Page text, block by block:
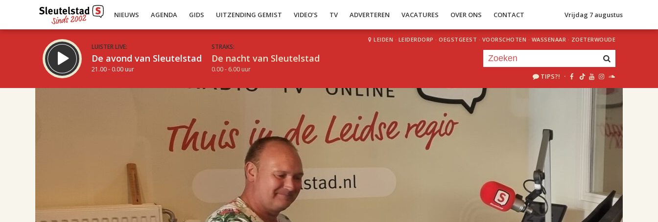
NIEUWS AGENDA GIDS UITZENDING GEMIST VIDEO’S TV ADVERTEREN VACATURES OVER ONS CONTACT Vrijdag 7 augustus
LUISTER LIVE:
De avond van Sleutelstad
21.00 - 0.00 uur
STRAKS:
De nacht van Sleutelstad
0.00 - 6.00 uur
LEIDEN · LEIDERDORP · OEGSTGEEST · VOORSCHOTEN · WASSENAAR · ZOETERWOUDE
TIPS?! ·
uur 1 van 2
Volgend uur